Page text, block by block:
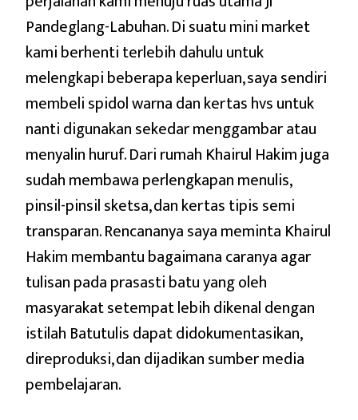
Pandeglang-Labuhan. Di suatu mini market
kami berhenti terlebih dahulu untuk
melengkapi beberapa keperluan, saya sendiri
membeli spidol warna dan kertas hvs untuk
nanti digunakan sekedar menggambar atau
menyalin huruf. Dari rumah Khairul Hakim juga
sudah membawa perlengkapan menulis,
pinsil-pinsil sketsa, dan kertas tipis semi
transparan. Rencananya saya meminta Khairul
Hakim membantu bagaimana caranya agar
tulisan pada prasasti batu yang oleh
masyarakat setempat lebih dikenal dengan
istilah Batutulis dapat didokumentasikan,
direproduksi, dan dijadikan sumber media
pembelajaran.